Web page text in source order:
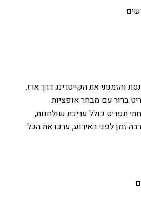
והזמנתי את הקייטרינג דרך ארז.
ברור עם מבחר אופציות
תפריט כולל עריכת שולחנות,
זמן לפני האירוע, ערכו את הכל